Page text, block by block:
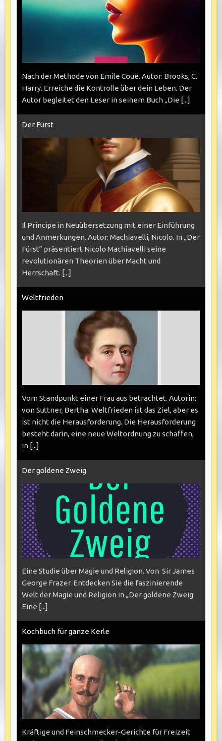
Nach der Methode von Emile Coué. Autor: Brooks, C.
Harry. Erreiche die Kontrolle über dein Leben. Der
Autor begleitet den Leser in seinem Buch „Die [...]
Der Fürst
Il Principe in Neuübersetzung mit einer Einführung
und Anmerkungen. Autor: Machiavelli, Nicolo. In „Der
Fürst“ präsentiert Nicolo Machiavelli seine
revolutionären Theorien über Macht und
Herrschaft. [...]
Weltfrieden
Vom Standpunkt einer Frau aus betrachtet. Autorin:
von Suttner, Bertha. Weltfrieden ist das Ziel, aber es
ist nicht die Herausforderung. Die Herausforderung
besteht darin, eine neue Weltordnung zu schaffen,
in [...]
Der goldene Zweig
Eine Studie über Magie und Religion. Von Sir James
George Frazer. Entdecken Sie die faszinierende
Welt der Magie und Religion in „Der goldene Zweig:
Eine [...]
Kochbuch für ganze Kerle
Kräftige und Feinschmecker-Gerichte für Freizeit